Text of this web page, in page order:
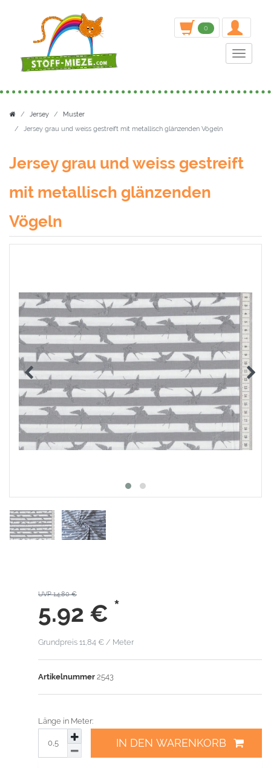
0
Toggle
Jersey
Muster
Jersey grau und weiss gestreift mit metallisch glänzenden Vögeln
Jersey grau und weiss gestreift
mit metallisch glänzenden
Vögeln
UVP 14,80 €
5.92 € *
Grundpreis 11,84 € / Meter
Artikelnummer 2543
Länge in Meter:
IN DEN WARENKORB